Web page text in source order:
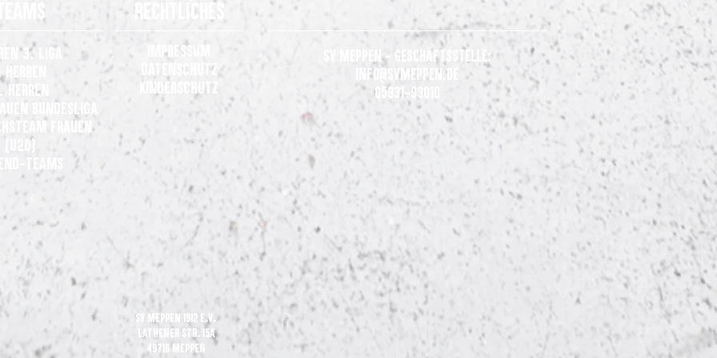
Gelungene Generalprobe: SV
Meppen gewinnt 3:0 beim VfL
Osnabrück
Gemeinsames Statement der Clubs
der 3. Liga
3. Liga
Herren
3. Herren
Bundesliga
Frauen
(U20)
Teams
Rechtliches
Impressum
Datenschutz
Kinderschutz
SV Meppen - Geschäftsstelle:
Info@svmeppen.de
05931-93010
SV Meppen 1912 e.V.
Lathener Str. 15A
49716 Meppen